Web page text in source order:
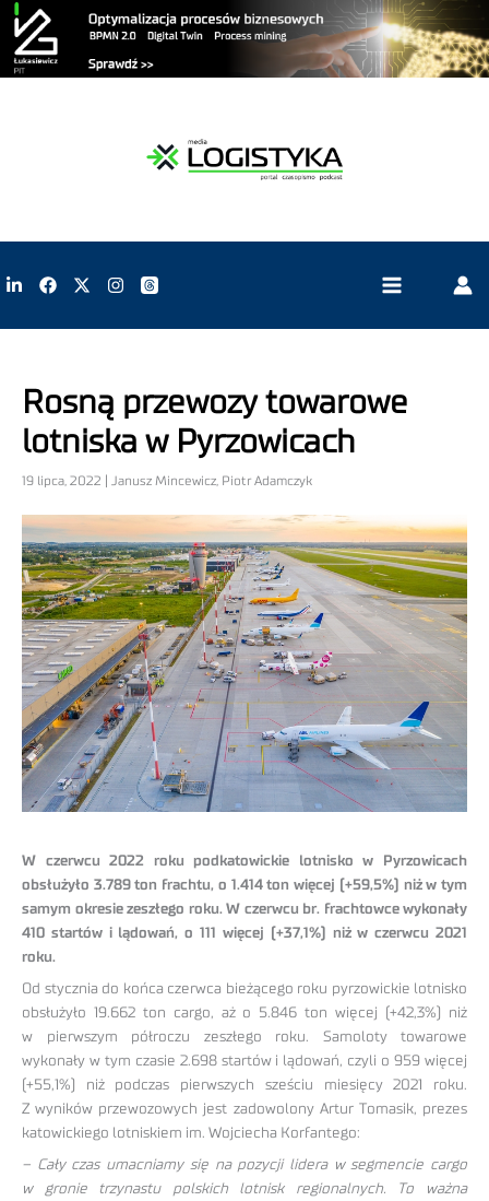
Rosną przewozy towarowe
lotniska w Pyrzowicach
19 lipca, 2022 | Janusz Mincewicz, Piotr Adamczyk
W czerwcu 2022 roku podkatowickie lotnisko w Pyrzowicach
obsłużyło 3.789 ton frachtu, o 1.414 ton więcej (+59,5%) niż w tym
samym okresie zeszłego roku. W czerwcu br. frachtowce wykonały
410 startów i lądowań, o 111 więcej (+37,1%) niż w czerwcu 2021
roku.
Od stycznia do końca czerwca bieżącego roku pyrzowickie lotnisko
obsłużyło 19.662 ton cargo, aż o 5.846 ton więcej (+42,3%) niż
w pierwszym półroczu zeszłego roku. Samoloty towarowe
wykonały w tym czasie 2.698 startów i lądowań, czyli o 959 więcej
(+55,1%) niż podczas pierwszych sześciu miesięcy 2021 roku.
Z wyników przewozowych jest zadowolony Artur Tomasik, prezes
katowickiego lotniskiem im. Wojciecha Korfantego:
– Cały czas umacniamy się na pozycji lidera w segmencie cargo
w gronie trzynastu polskich lotnisk regionalnych. To ważna